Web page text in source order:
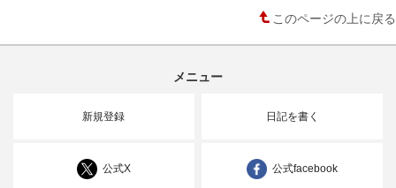
このページの上に戻る
メニュー
新規登録 日記を書く
公式X 公式facebook